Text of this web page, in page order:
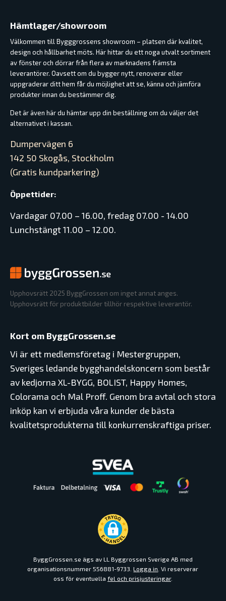
Hämtlager/showroom
Välkommen till Bygggrossens showroom – platsen där kvalitet,
design och hållbarhet möts. Här hittar du ett noga utvalt sortiment
av fönster och dörrar från flera av marknadens främsta
leverantörer. Oavsett om du bygger nytt, renoverar eller
uppgraderar ditt hem får du möjlighet att se, känna och jämföra
produkter innan du bestämmer dig.
Det är även här du hämtar upp din beställning om du väljer det
alternativet i kassan.
Dumpervägen 6
142 50 Skogås, Stockholm
(Gratis kundparkering)
Öppettider:
Vardagar 07.00 – 16.00, fredag 07.00 - 14.00
Lunchstängt 11.00 – 12.00.
Upphovsrätt 2025 ByggGrossen om inget annat anges.
Upphovsrätt för produktbilder tillhör respektive leverantör.
Kort om ByggGrossen.se
Vi är ett medlemsföretag i Mestergruppen,
Sveriges ledande bygghandelskoncern som består
av kedjorna XL-BYGG, BOLIST, Happy Homes,
Colorama och Mal Proff. Genom bra avtal och stora
inköp kan vi erbjuda våra kunder de bästa
kvalitetsprodukterna till konkurrenskraftiga priser.
ByggGrossen.se ägs av LL Byggrossen Sverige AB med
organisationsnummer 556881-9733.Logga in . Vi reserverar
oss för eventuella fel och prisjusteringar.